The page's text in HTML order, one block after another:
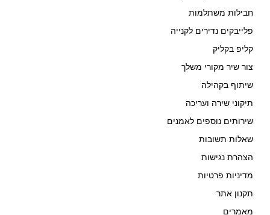
חבילות משתלמות
פלייבקים נדירים לקנייה
קליפ בקליק
צור שיר מקורי משלך
שיתוף בקהילה
תיקוני שירה ועריכה
שירותים נוספים לאמנים
שאלות תשובות
הצהרת נגישות
מדיניות פרטיות
תקנון אתר
מאמרים